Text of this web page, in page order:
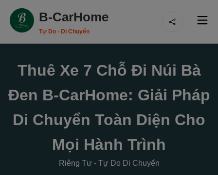
B-CarHome
Tự Do - Di Chuyển
Thuê Xe 7 Chỗ Đi Núi Bà
Đen B-CarHome: Giải Pháp
Di Chuyển Toàn Diện Cho
Mọi Hành Trình
Riêng Tư - Tự Do Di Chuyển